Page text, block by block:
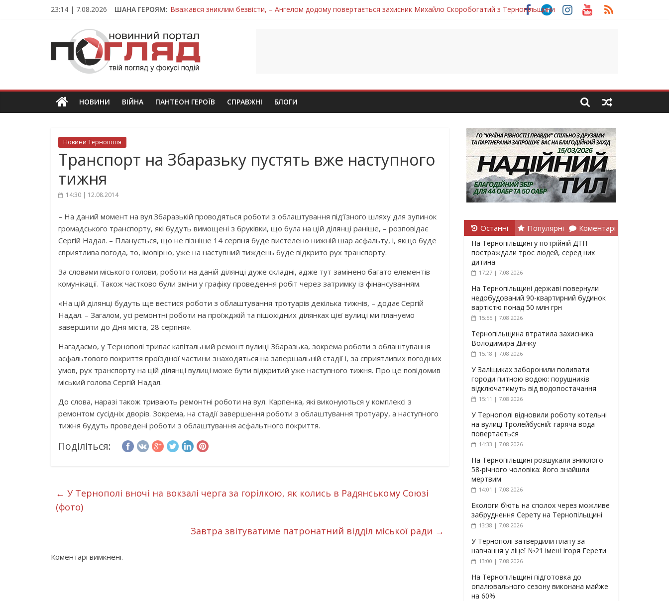
23:14 | 7.08.2026 ШАНА ГЕРОЯМ: Вважався зниклим безвісти, – Ангелом додому повертається захисник Михайло Скоробогатий з Тернопільщини
Тернопільщина втратила захисника Володимира Вельму
Захисник з Тернопільщини Петро Федів повертається до рідного дому «на щиті»
Тернопільщина втратила захисника Володимира Дичку
ПОГЛЯД
Новини
Тернополя.
новини
та
НОВИНИ ВІЙНА ПАНТЕОН ГЕРОЇВ СПРАВЖНІ БЛОГИ
Новини Тернополя
Транспорт на Збаразьку пустять вже наступного
тижня
14:30 | 12.08.2014
– На даний момент на вул.Збаразькій проводяться роботи з облаштування під’їзного шляху для зупинок
громадського транспорту, які будуть вимощені з бруківки, що була на цій ділянці раніше, – розповідає
Сергій Надал. – Планується, що не пізніше 14 серпня буде вистелено нижній шар асфальту, і, якщо буде
сприятлива погода, то, імовірно, уже на наступний тиждень буде відкрито рух транспорту.
За словами міського голови, роботи на даній ділянці дуже складні, адже тут замінено багато елементів
комунікації. Також частково були зміни у графіку проведення робіт через затримку із фінансуванням.
«На цій ділянці будуть ще вестися роботи з облаштування тротуарів декілька тижнів, – додає Сергій
Надал. – Загалом, усі ремонтні роботи на проїжджій та пішохідних ділянках цієї вулиці ми плануємо
завершити до Дня міста, 28 серпня».
Нагадаємо, у Тернополі триває капітальний ремонт вулиці Збаразька, зокрема роботи з облаштування
асфальтового покриття проїздної частини знаходяться на завершальній стадії і, за сприятливих погодних
умов, рух транспорту на цій ділянці вулиці може бути відкритий уже наступного тижня. Про це повідомив
міський голова Сергій Надал.
До слова, наразі також тривають ремонтні роботи на вул. Карпенка, які виконуються у комплексі з
ремонтом сусідніх дворів. Зокрема, на стадії завершення роботи з облаштування тротуару, а наступного
тижня будуть проведені роботи з облаштування асфальтного покриття.
Поділіться:
← У Тернополі вночі на вокзалі черга за горілкою, як колись в Радянському Союзі
(фото)
Завтра звітуватиме патронатний відділ міської ради →
Коментарі вимкнені.
Останні Популярні Коментарі
На Тернопільщині у потрійній ДТП
постраждали троє людей, серед них
дитина
17:27 | 7.08.2026
На Тернопільщині державі повернули
недобудований 90-квартирний будинок
вартістю понад 50 млн грн
15:55 | 7.08.2026
Тернопільщина втратила захисника
Володимира Дичку
15:18 | 7.08.2026
У Заліщиках заборонили поливати
городи питною водою: порушників
відключатимуть від водопостачання
15:11 | 7.08.2026
У Тернополі відновили роботу котельні
на вулиці Тролейбусній: гаряча вода
повертається
14:33 | 7.08.2026
На Тернопільщині розшукали зниклого
58-річного чоловіка: його знайшли
мертвим
14:01 | 7.08.2026
Екологи б’ють на сполох через можливе
забруднення Серету на Тернопільщині
13:38 | 7.08.2026
У Тернополі затвердили плату за
навчання у ліцеї №21 імені Ігоря Герети
13:00 | 7.08.2026
На Тернопільщині підготовка до
опалювального сезону виконана майже
на 60%